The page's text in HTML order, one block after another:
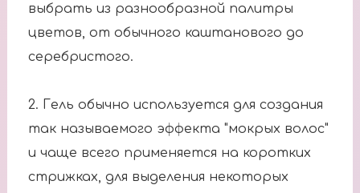
выбрать из разнообразной палитры
цветов, от обычного каштанового до
серебристого.
2. Гель обычно используется для создания
так называемого эффекта "мокрых волос"
и чаще всего применяется на коротких
стрижках, для выделения некоторых